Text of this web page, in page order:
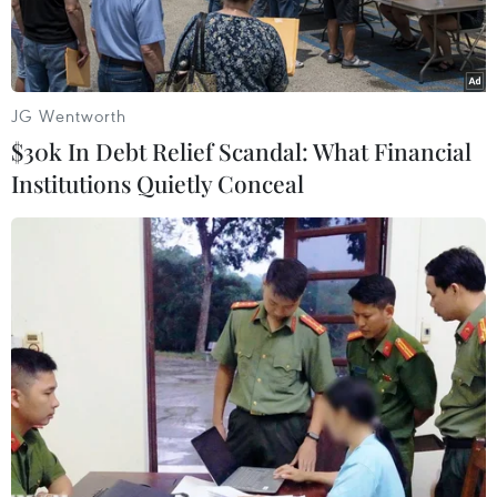
Mũi tiêm vắcxin Nano Covax ngừa COVID-19 đầu tiên trên
người tình nguyện tại Việt Nam. (Ảnh: Minh Quyết/TTXVN)
Bộ Y tế vừa xây dựng kế hoạch tiếp nhận, bảo
quản, phân phối và sử dụng vắcxin phòng
COVID-19 giai đoạn 2021-2022 do COVAX
JG Wentworth
$30k In Debt Relief Scandal: What Financial
Institutions Quietly Conceal